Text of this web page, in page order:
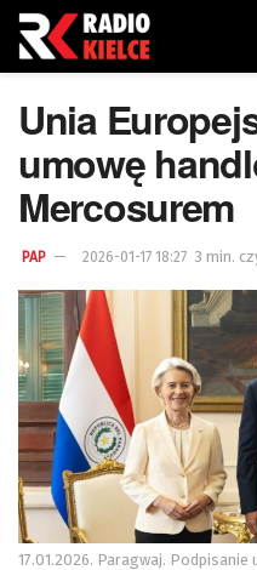
Unia
umowę
Mercosurem
PAP 2026-01-17 18:27 3 min.
17.01.2026. Paragwaj.